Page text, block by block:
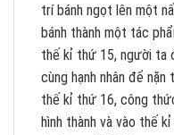
trí bánh ngọt lên một
bánh thành một tác
thế kỉ thứ 15, người ta
cùng hạnh nhân để nặn
thế kỉ thứ 16, công
hình thành và vào thế